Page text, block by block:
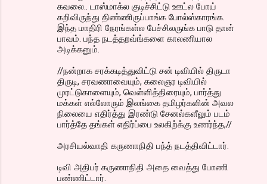
கவலை.. டாஸ்மாக்ல குடிச்சிட்டு ஊட்ல போய்
கறிவிருந்து திண்ணிருப்பாங்க போல்ஸ்காரங்க.
இந்த மாதிரி நேரங்கள்ல பேச்சிலருங்க பாடு தான்
பாவம். பந்த நடத்தறவ்ங்களை காலணியால
அடிக்கனும்.
//நன்றாக சரக்கடித்துவிட்டு சன் டிவியில் திருடா
திருடி, சரவணாவையும், கலைஞர டிவியில்
முரட்டுகாளையும், வெள்ளித்திரையும், பார்த்து
மக்கள் எல்லோரும் இலங்கை தமிழர்களின் அவல
நிலையை எதிர்த்து இரண்டு சேனல்களீலும் படம்
பார்த்தே தங்கள் எதிர்ப்பை உலகிற்க்கு உணர்ந்த,//
அரசியல்வாதி கருணாநிதி பந்த் நடத்திவிட்டார்.
டிவி அதிபர் கருணாநிதி அதை வைத்து போணி
பண்ணிட்டார்.